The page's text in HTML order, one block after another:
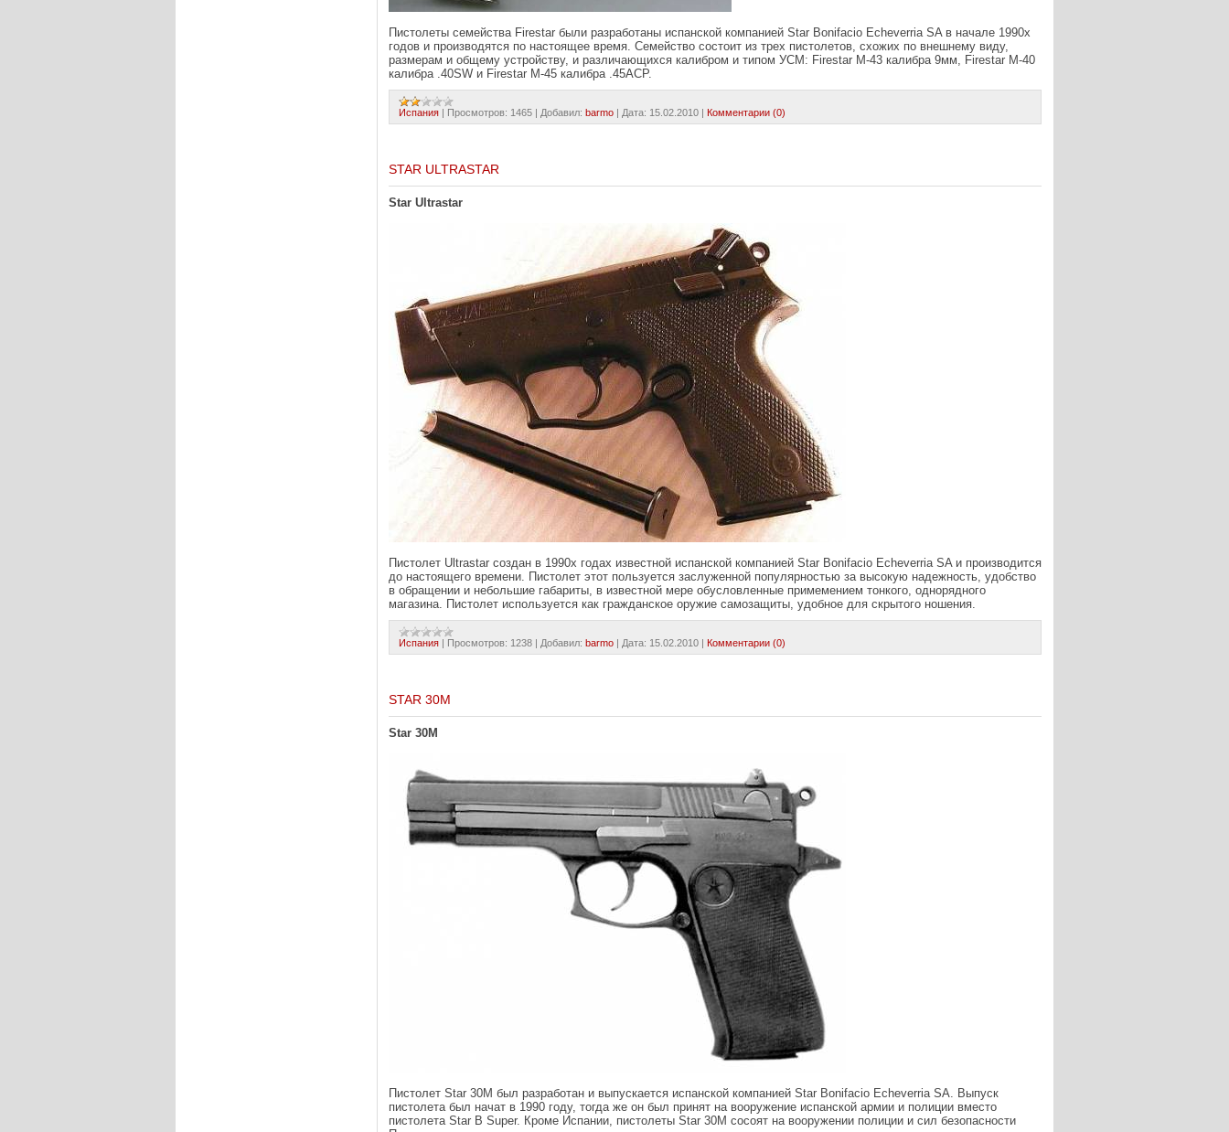
Пистолеты семейства Firestar были разработаны испанской компанией Star Bonifacio Echeverria SA в начале 1990х
годов и производятся по настоящее время. Семейство состоит из трех пистолетов, схожих по внешнему виду,
размерам и общему устройству, и различающихся калибром и типом УСМ: Firestar М-43 калибра 9мм, Firestar М-40
калибра .40SW и Firestar М-45 калибра .45АСР.
Испания | Просмотров: 1465 | Добавил: barmo | Дата: 15.02.2010 | Комментарии (0)
STAR ULTRASTAR
Star Ultrastar
Пистолет Ultrastar создан в 1990х годах известной испанской компанией Star Bonifacio Echeverria SA и производится
до настоящего времени. Пистолет этот пользуется заслуженной популярностью за высокую надежность, удобство
в обращении и небольшие габариты, в известной мере обусловленные примемением тонкого, однорядного
магазина. Пистолет используется как гражданское оружие самозащиты, удобное для скрытого ношения.
Испания | Просмотров: 1238 | Добавил: barmo | Дата: 15.02.2010 | Комментарии (0)
STAR 30M
Star 30M
Пистолет Star 30M был разработан и выпускается испанской компанией Star Bonifacio Echeverria SA. Выпуск
пистолета был начат в 1990 году, тогда же он был принят на вооружение испанской армии и полиции вместо
пистолета Star B Super. Кроме Испании, пистолеты Star 30M сосоят на вооружении полиции и сил безопасности